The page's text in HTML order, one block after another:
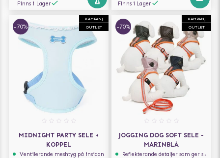
Finns i Lager Finns i Lager
KAMPANJ
OUTLET
-70%
MIDNIGHT PARTY SELE +
KOPPEL
Ventilerande meshtyg på insidan
KAMPANJ
OUTLET
-70%
JOGGING DOG SOFT SELE -
MARINBLÅ
Reflekterande detaljer som ger synlighet i svagt ljus